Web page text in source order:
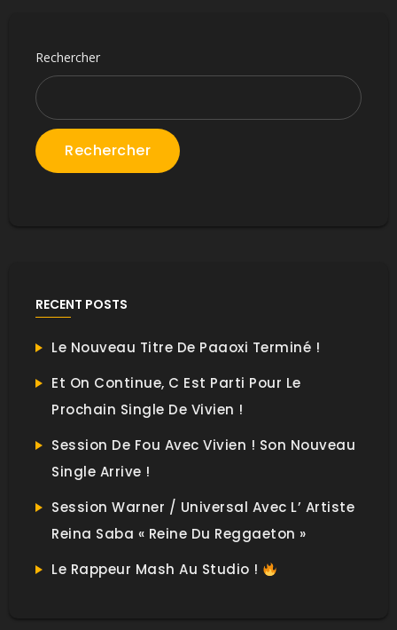
Rechercher
Rechercher
RECENT POSTS
Le Nouveau Titre De Paaoxi Terminé !
Et On Continue, C Est Parti Pour Le
Prochain Single De Vivien !
Session De Fou Avec Vivien ! Son Nouveau
Single Arrive !
Session Warner / Universal Avec L’ Artiste
Reina Saba « Reine Du Reggaeton »
Le Rappeur Mash Au Studio !